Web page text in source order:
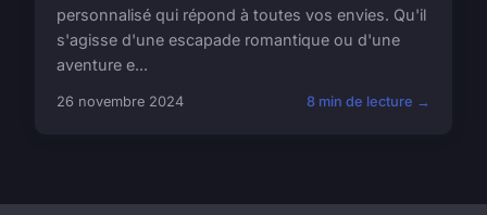
personnalisé qui répond à toutes vos envies. Qu'il
s'agisse d'une escapade romantique ou d'une
aventure e...
26 novembre 2024 8 min de lecture →